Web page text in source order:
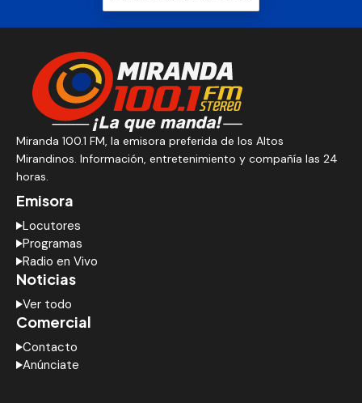
Miranda 100.1 FM, la emisora preferida de los Altos
Mirandinos. Información, entretenimiento y compañía las 24
horas.
Emisora
Locutores
Programas
Radio en Vivo
Noticias
Ver todo
Comercial
Contacto
Anúnciate